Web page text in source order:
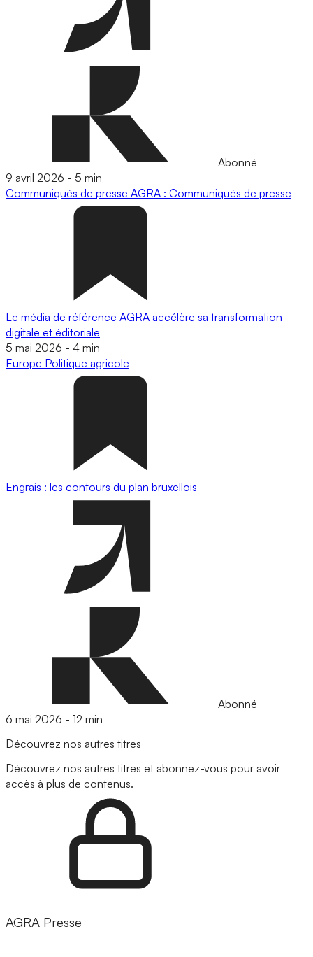
Abonné
9 avril 2026 - 5 min
Communiqués de presse AGRA : Communiqués de presse
Le média de référence AGRA accélère sa transformation
digitale et éditoriale
5 mai 2026 - 4 min
Europe Politique agricole
Engrais : les contours du plan bruxellois
Abonné
6 mai 2026 - 12 min
Découvrez nos autres titres
Découvrez nos autres titres et abonnez-vous pour avoir
accès à plus de contenus.
AGRA Presse